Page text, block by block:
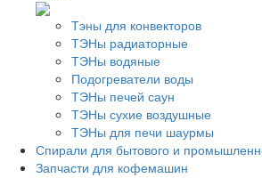
Тэны для конвекторов
ТЭНы радиаторные
ТЭНы водяные
Подогреватели воды
ТЭНы печей саун
ТЭНы сухие воздушные
ТЭНы для печи шаурмы
Спирали для бытового и
Запчасти для кофемашин